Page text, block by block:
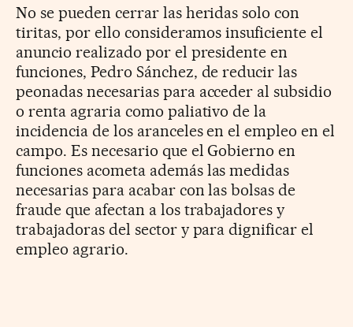
No se pueden cerrar las heridas solo con
tiritas, por ello consideramos insuficiente el
anuncio realizado por el presidente en
funciones, Pedro Sánchez, de reducir las
peonadas necesarias para acceder al subsidio
o renta agraria como paliativo de la
incidencia de los aranceles en el empleo en el
campo. Es necesario que el Gobierno en
funciones acometa además las medidas
necesarias para acabar con las bolsas de
fraude que afectan a los trabajadores y
trabajadoras del sector y para dignificar el
empleo agrario.